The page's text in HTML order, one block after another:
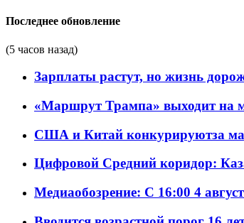
Последнее обновление
(5 часов назад)
Зарплаты растут, но жизнь
«Маршрут Трампа» выходит на
США и Китай конкурируютза
Цифровой Средний коридор:
Медиаобозрение: С 16:00 4